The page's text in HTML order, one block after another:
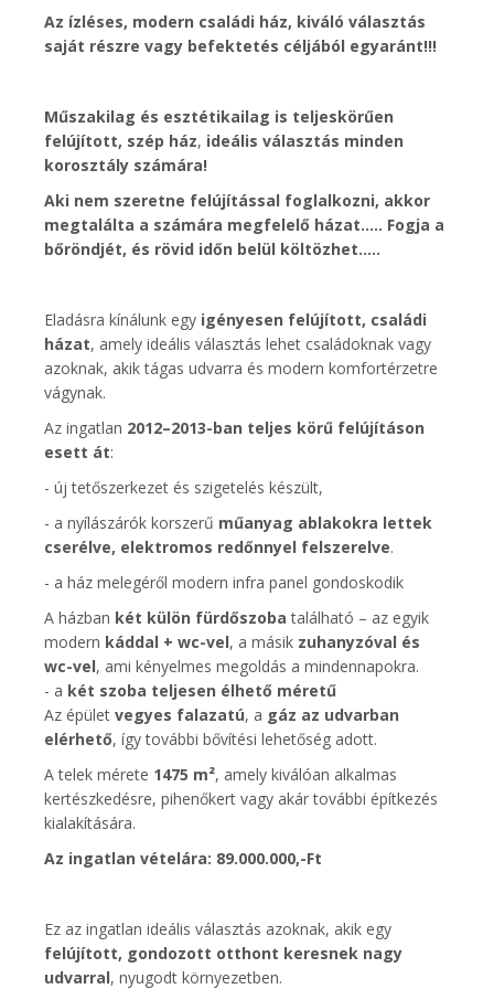
Az ízléses, modern családi ház, kiváló választás
saját részre vagy befektetés céljából egyaránt!!!
Műszakilag és esztétikailag is teljeskörűen
felújított, szép ház, ideális választás minden
korosztály számára!
Aki nem szeretne felújítással foglalkozni, akkor
megtalálta a számára megfelelő házat..... Fogja a
bőröndjét, és rövid időn belül költözhet.....
Eladásra kínálunk egy igényesen felújított, családi
házat, amely ideális választás lehet családoknak vagy
azoknak, akik tágas udvarra és modern komfortérzetre
vágynak.
Az ingatlan 2012–2013-ban teljes körű felújításon
esett át:
- új tetőszerkezet és szigetelés készült,
- a nyílászárók korszerű műanyag ablakokra lettek
cserélve, elektromos redőnnyel felszerelve.
- a ház melegéről modern infra panel gondoskodik
A házban két külön fürdőszoba található – az egyik
modern káddal + wc-vel, a másik zuhanyzóval és
wc-vel, ami kényelmes megoldás a mindennapokra.
- a két szoba teljesen élhető méretű
Az épület vegyes falazatú, a gáz az udvarban
elérhető, így további bővítési lehetőség adott.
A telek mérete 1475 m², amely kiválóan alkalmas
kertészkedésre, pihenőkert vagy akár további építkezés
kialakítására.
Az ingatlan vételára: 89.000.000,-Ft
Ez az ingatlan ideális választás azoknak, akik egy
felújított, gondozott otthont keresnek nagy
udvarral, nyugodt környezetben.